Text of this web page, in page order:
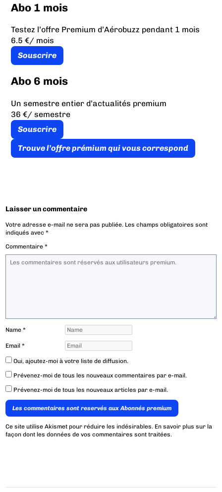
Abo 1 mois
Testez l’offre Premium d’Aérobuzz pendant 1 mois
6.5 €/ mois
Souscrire
Abo 6 mois
Un semestre entier d’actualités premium
36 €/ semestre
Souscrire
Trouve l’offre prémium qui vous correspond
Laisser un commentaire
Votre adresse e-mail ne sera pas publiée. Les champs obligatoires sont
indiqués avec*
Commentaire*
Name*
Email*
Oui, ajoutez-moi à votre liste de diffusion.
Prévenez-moi de tous les nouveaux commentaires par e-mail.
Prévenez-moi de tous les nouveaux articles par e-mail.
Les commentaires sont reservés aux Abonnés premium
Ce site utilise Akismet pour réduire les indésirables. En savoir plus sur la
façon dont les données de vos commentaires sont traitées.